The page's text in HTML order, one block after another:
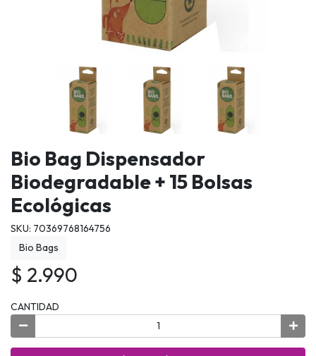
Bio Bag Dispensador
Biodegradable + 15 Bolsas
Ecológicas
SKU: 70369768164756
Bio Bags
$ 2.990
CANTIDAD